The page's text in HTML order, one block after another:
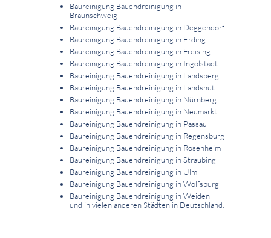
Baureinigung Bauendreinigung in
Braunschweig
Baureinigung Bauendreinigung in Deggendorf
Baureinigung Bauendreinigung in Erding
Baureinigung Bauendreinigung in Freising
Baureinigung Bauendreinigung in Ingolstadt
Baureinigung Bauendreinigung in Landsberg
Baureinigung Bauendreinigung in Landshut
Baureinigung Bauendreinigung in Nürnberg
Baureinigung Bauendreinigung in Neumarkt
Baureinigung Bauendreinigung in Passau
Baureinigung Bauendreinigung in Regensburg
Baureinigung Bauendreinigung in Rosenheim
Baureinigung Bauendreinigung in Straubing
Baureinigung Bauendreinigung in Ulm
Baureinigung Bauendreinigung in Wolfsburg
Baureinigung Bauendreinigung in Weiden
und in vielen anderen Städten in Deutschland.